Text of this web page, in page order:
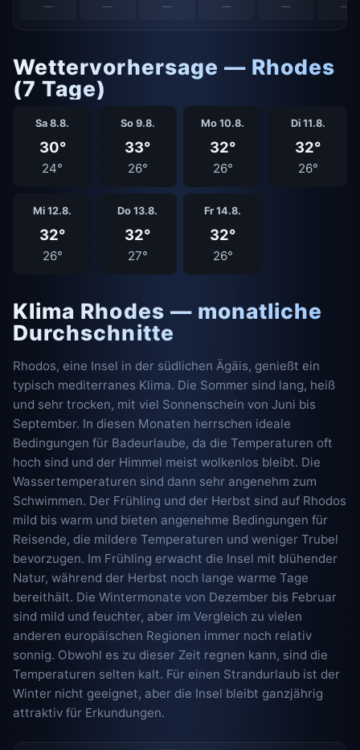
— — — — — —
Wettervorhersage — Rhodes
(7 Tage)
Sa 8.8.
30°
24°
So 9.8.
33°
26°
Mo 10.8.
32°
26°
Di 11.8.
32°
26°
Mi 12.8.
32°
26°
Do 13.8.
32°
27°
Fr 14.8.
32°
26°
Klima Rhodes — monatliche
Durchschnitte
Rhodos, eine Insel in der südlichen Ägäis, genießt ein
typisch mediterranes Klima. Die Sommer sind lang, heiß
und sehr trocken, mit viel Sonnenschein von Juni bis
September. In diesen Monaten herrschen ideale
Bedingungen für Badeurlaube, da die Temperaturen oft
hoch sind und der Himmel meist wolkenlos bleibt. Die
Wassertemperaturen sind dann sehr angenehm zum
Schwimmen. Der Frühling und der Herbst sind auf Rhodos
mild bis warm und bieten angenehme Bedingungen für
Reisende, die mildere Temperaturen und weniger Trubel
bevorzugen. Im Frühling erwacht die Insel mit blühender
Natur, während der Herbst noch lange warme Tage
bereithält. Die Wintermonate von Dezember bis Februar
sind mild und feuchter, aber im Vergleich zu vielen
anderen europäischen Regionen immer noch relativ
sonnig. Obwohl es zu dieser Zeit regnen kann, sind die
Temperaturen selten kalt. Für einen Strandurlaub ist der
Winter nicht geeignet, aber die Insel bleibt ganzjährig
attraktiv für Erkundungen.